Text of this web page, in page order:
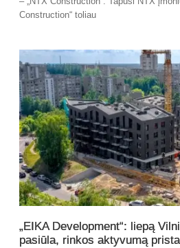
Construction“ toliau
„EIKA Development“: liepą
pasiūla, rinkos aktyvumą